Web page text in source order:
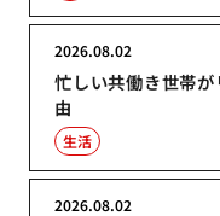
忙しい共働き世帯
由
2026.08.02
生活
2026.08.02